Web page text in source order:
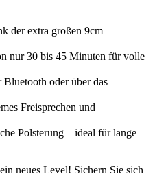
der extra großen 9cm
nur 30 bis 45 Minuten für volle
oder über das
Freisprechen und
Polsterung – ideal für lange
neues Level! Sichern Sie sich